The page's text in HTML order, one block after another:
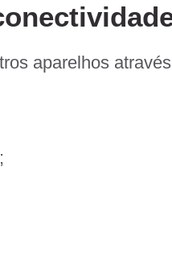
aparelhos